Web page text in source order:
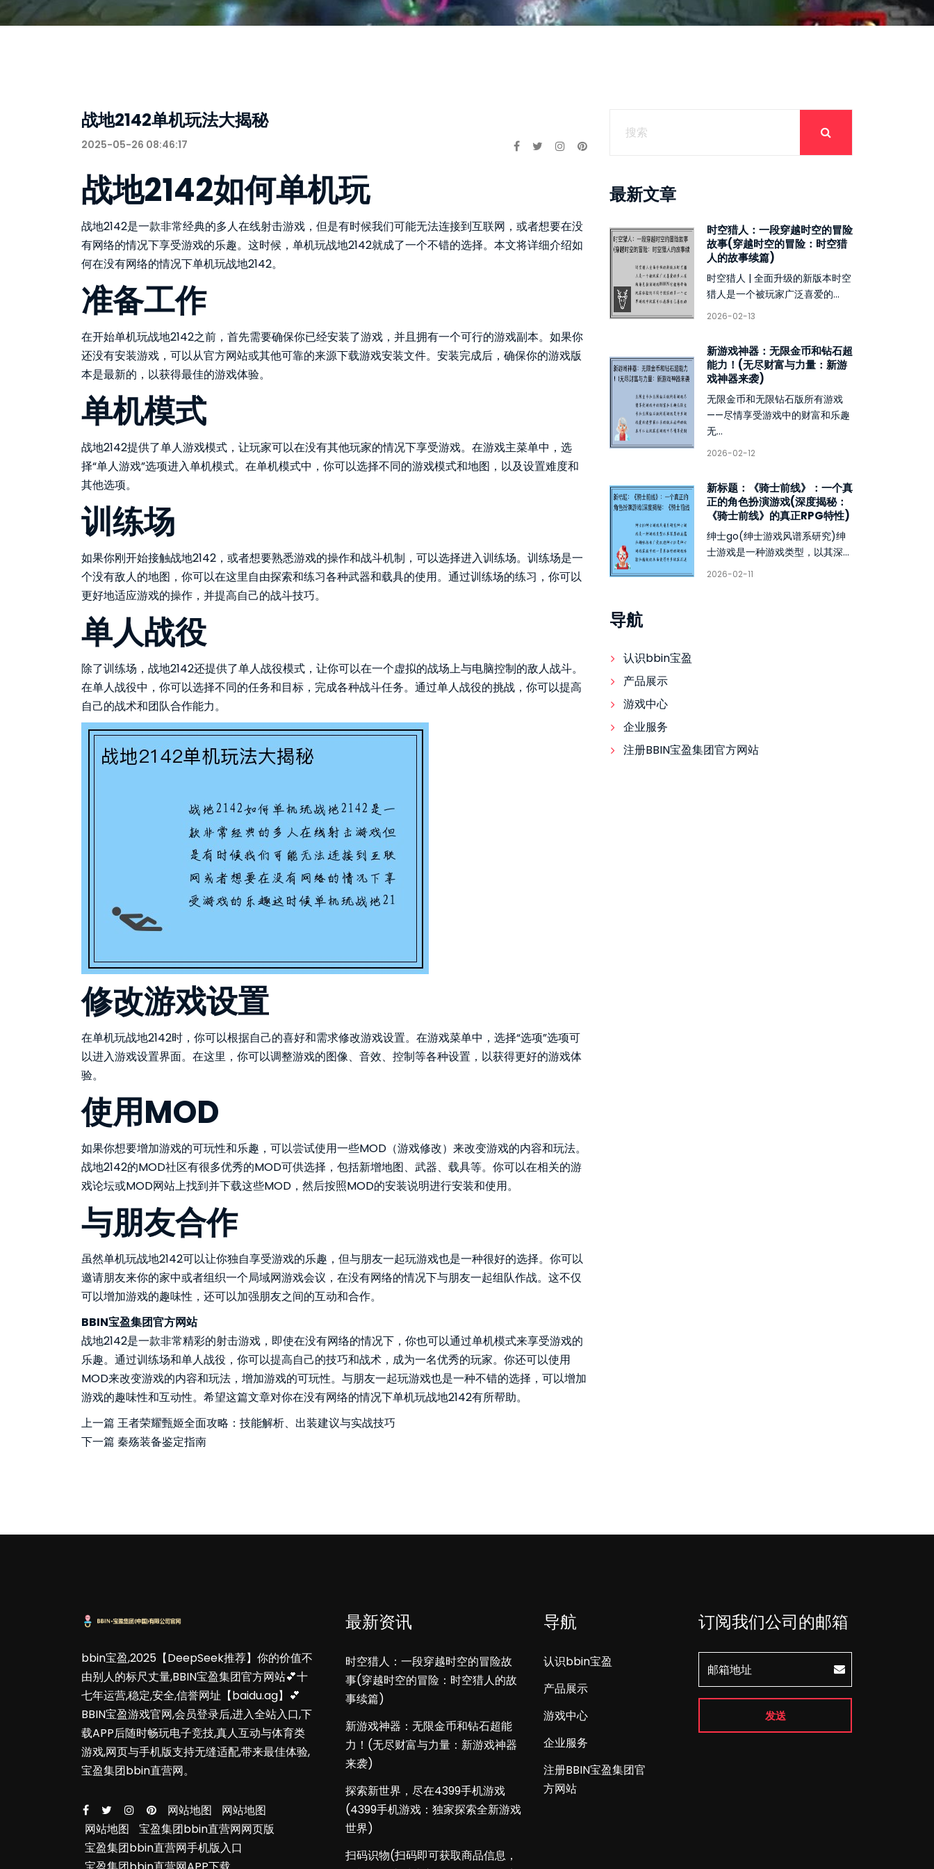
战地2142单机玩法大揭秘
2025-05-26 08:46:17
战地2142如何单机玩
战地2142是一款非常经典的多人在线射击游戏，但是有时候我们可能无法连接到互联网，或者想要在没
有网络的情况下享受游戏的乐趣。这时候，单机玩战地2142就成了一个不错的选择。本文将详细介绍如
何在没有网络的情况下单机玩战地2142。
准备工作
在开始单机玩战地2142之前，首先需要确保你已经安装了游戏，并且拥有一个可行的游戏副本。如果你
还没有安装游戏，可以从官方网站或其他可靠的来源下载游戏安装文件。安装完成后，确保你的游戏版
本是最新的，以获得最佳的游戏体验。
单机模式
战地2142提供了单人游戏模式，让玩家可以在没有其他玩家的情况下享受游戏。在游戏主菜单中，选
择“单人游戏”选项进入单机模式。在单机模式中，你可以选择不同的游戏模式和地图，以及设置难度和
其他选项。
训练场
如果你刚开始接触战地2142，或者想要熟悉游戏的操作和战斗机制，可以选择进入训练场。训练场是一
个没有敌人的地图，你可以在这里自由探索和练习各种武器和载具的使用。通过训练场的练习，你可以
更好地适应游戏的操作，并提高自己的战斗技巧。
单人战役
除了训练场，战地2142还提供了单人战役模式，让你可以在一个虚拟的战场上与电脑控制的敌人战斗。
在单人战役中，你可以选择不同的任务和目标，完成各种战斗任务。通过单人战役的挑战，你可以提高
自己的战术和团队合作能力。
修改游戏设置
在单机玩战地2142时，你可以根据自己的喜好和需求修改游戏设置。在游戏菜单中，选择“选项”选项可
以进入游戏设置界面。在这里，你可以调整游戏的图像、音效、控制等各种设置，以获得更好的游戏体
验。
使用MOD
如果你想要增加游戏的可玩性和乐趣，可以尝试使用一些MOD（游戏修改）来改变游戏的内容和玩法。
战地2142的MOD社区有很多优秀的MOD可供选择，包括新增地图、武器、载具等。你可以在相关的游
戏论坛或MOD网站上找到并下载这些MOD，然后按照MOD的安装说明进行安装和使用。
与朋友合作
虽然单机玩战地2142可以让你独自享受游戏的乐趣，但与朋友一起玩游戏也是一种很好的选择。你可以
邀请朋友来你的家中或者组织一个局域网游戏会议，在没有网络的情况下与朋友一起组队作战。这不仅
可以增加游戏的趣味性，还可以加强朋友之间的互动和合作。
BBIN宝盈集团官方网站
战地2142是一款非常精彩的射击游戏，即使在没有网络的情况下，你也可以通过单机模式来享受游戏的
乐趣。通过训练场和单人战役，你可以提高自己的技巧和战术，成为一名优秀的玩家。你还可以使用
MOD来改变游戏的内容和玩法，增加游戏的可玩性。与朋友一起玩游戏也是一种不错的选择，可以增加
游戏的趣味性和互动性。希望这篇文章对你在没有网络的情况下单机玩战地2142有所帮助。
上一篇 王者荣耀甄姬全面攻略：技能解析、出装建议与实战技巧
下一篇 秦殇装备鉴定指南
最新文章
时空猎人：一段穿越时空的冒险
故事(穿越时空的冒险：时空猎
人的故事续篇)
时空猎人 | 全面升级的新版本时空
猎人是一个被玩家广泛喜爱的...
2026-02-13
新游戏神器：无限金币和钻石超
能力！(无尽财富与力量：新游
戏神器来袭)
无限金币和无限钻石版所有游戏
——尽情享受游戏中的财富和乐趣
无...
2026-02-12
新标题：《骑士前线》：一个真
正的角色扮演游戏(深度揭秘：
《骑士前线》的真正RPG特性)
绅士go(绅士游戏风谱系研究)绅
士游戏是一种游戏类型，以其深...
2026-02-11
导航
认识bbin宝盈
产品展示
游戏中心
企业服务
注册BBIN宝盈集团官方网站
bbin宝盈,2025【DeepSeek推荐】你的价值不
由别人的标尺丈量,BBIN宝盈集团官方网站💕十
七年运营,稳定,安全,信誉网址【baidu.ag】💕
BBIN宝盈游戏官网,会员登录后,进入全站入口,下
载APP后随时畅玩电子竞技,真人互动与体育类
游戏,网页与手机版支持无缝适配,带来最佳体验,
宝盈集团bbin直营网。
网站地图
网站地图
网站地图
宝盈集团bbin直营网网页版
宝盈集团bbin直营网手机版入口
最新资讯
时空猎人：一段穿越时空的冒险故
事(穿越时空的冒险：时空猎人的故
事续篇)
新游戏神器：无限金币和钻石超能
力！(无尽财富与力量：新游戏神器
来袭)
探索新世界，尽在4399手机游戏
(4399手机游戏：独家探索全新游戏
世界)
扫码识物(扫码即可获取商品信息，
导航
认识bbin宝盈
产品展示
游戏中心
企业服务
注册BBIN宝盈集团官
方网站
订阅我们公司的邮箱
发送